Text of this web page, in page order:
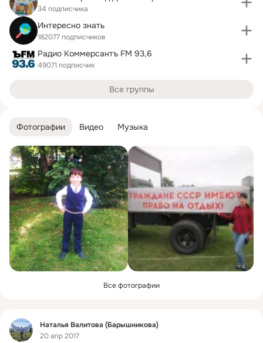
Фотографии Видео Музыка
Все фотографии
Фид
Наталья Валитова (Барышникова)
20 апр 2017
34 подписчика
Интересно знать
182077 подписчиков
Радио Коммерсантъ FM 93,6
49071 подписчик
Все группы